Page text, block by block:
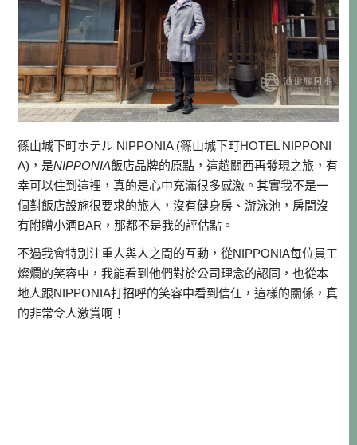
篠山城下町ホテル NIPPONIA (篠山城下町HOTEL NIPPONI
A)，是NIPPONIA飯店品牌的原點，這趟關西再發現之旅，有
幸可以住到這裡，真的是心中充滿很多感激。其實我不是一
個對飯店設施很要求的旅人，沒有健身房、游泳池，房間沒
有附贈小酒BAR，那都不是我的評估點。
不過我會特別注重人與人之間的互動，從NIPPONIA每位員工
燦爛的笑容中，我能看到他們對於公司理念的認同，也從本
地人跟NIPPONIA打招呼的笑容中看到信任，這樣的關係，真
的非常令人激賞啊！